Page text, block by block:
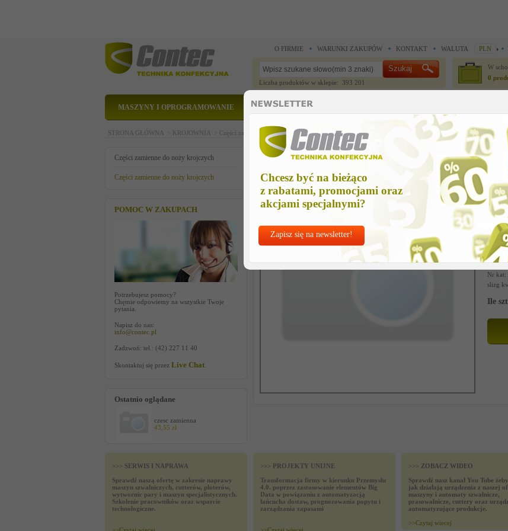
Chcesz być na bieżąco
z rabatami, promocjami oraz
akcjami specjalnymi?
Zapisz się na newsletter!
O FIRMIE WARUNKI ZAKUPÓW KONTAKT WALUTA PLN
Liczba produktów w sklepie: 393 201
W
0
MASZYNY I OPROGRAMOWANIE CZĘŚCI ZAMIENNE
STRONA GŁÓWNA > KROJOWNIA > Części zamienne do noży krojczych >Części zamienne do noży krojczych > czesc zamienna
Części zamienne do noży krojczych
Części zamienne do noży krojczych
POMOC W ZAKUPACH
Potrzebujesz pomocy?
Chętnie odpowiemy na wszystkie Twoje
pytania.
Napisz do nas:
info@contec.pl
Zadzwoń: tel.: (42) 227 11 40
Skontaktuj się przez Live Chat
Ostatnio oglądane
czesc zamienna
43,55 zł
czesc zamienna
Nr kat:
slizg
Ile
>>> SERWIS I NAPRAWA
Sprawdź naszą ofertę w zakresie naprawy
maszyn szwalniczych, cutterów, ploterów,
wytwornic pary i maszyn specjalistycznych.
Szkolenie pracowników oraz wsparcie
technologiczne.
>>> PROJEKTY UNIJNE
Transformacja firmy w kierunku Przemysłu
4.0. poprzez zastosowanie elementów Big
Data w powiązaniu z automatyzacją
łańcucha dostaw, prognozowania popytu i
zarządzania zapasami
>>> ZOBACZ WIDEO
Sprawdź nasz kanał You Tube
jak działają urządzenia z naszej
maszyny i automaty szwalnicze,
prasowalnicze, cuttery oraz
automatyzujące produkcje.
>>Czytaj wiecej